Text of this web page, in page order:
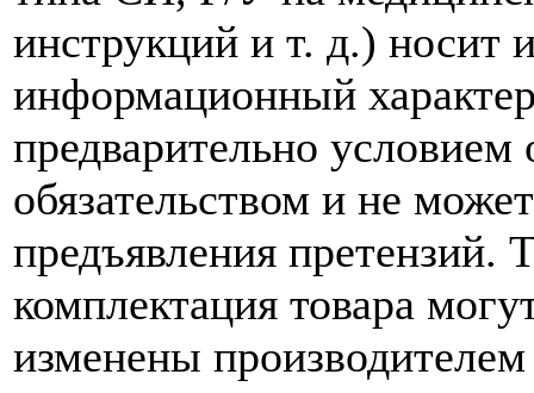
инструкций и т. д.) носит
информационный
предварительно условием
обязательством и не
предъявления претензий.
комплектация товара
изменены производителем